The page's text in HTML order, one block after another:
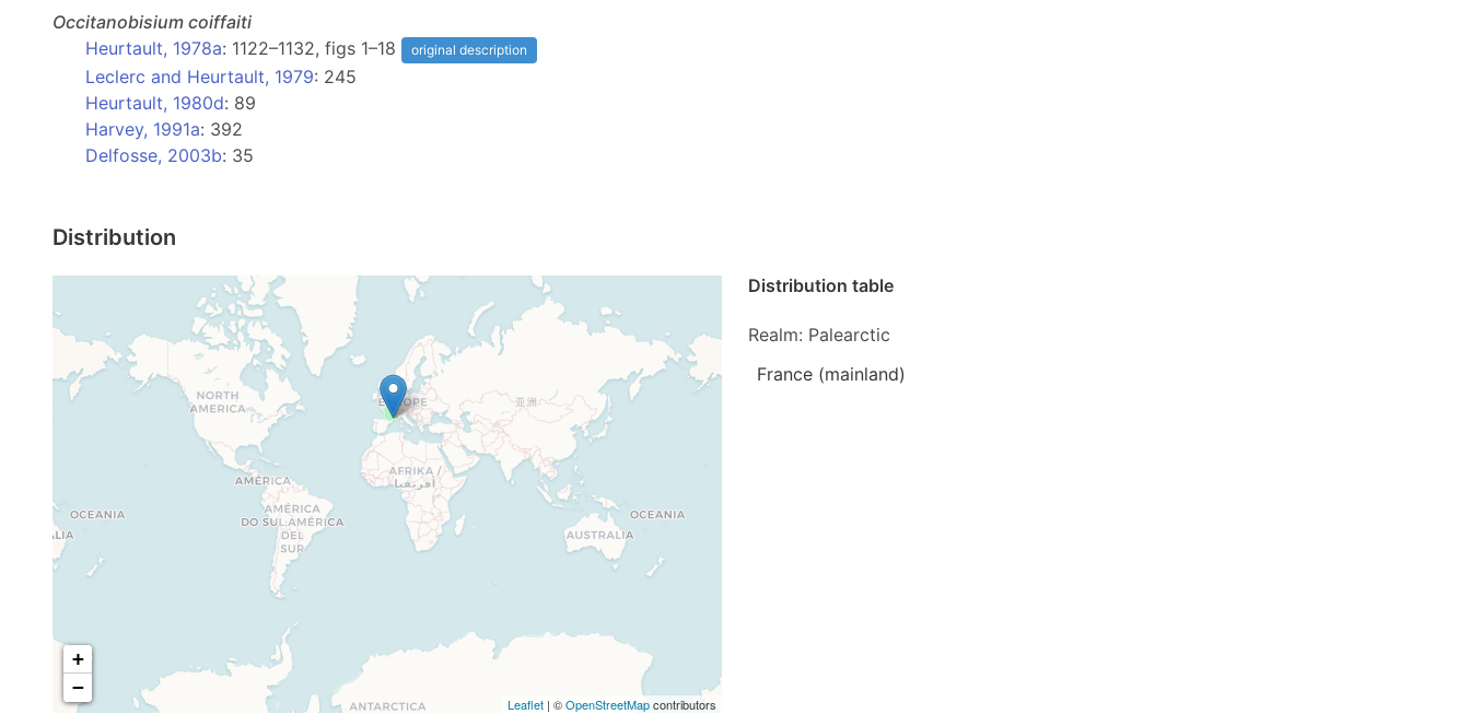
Occitanobisium coiffaiti
Heurtault, 1978a: 1122–1132, figs 1–18 original description
Leclerc and Heurtault, 1979: 245
Heurtault, 1980d: 89
Harvey, 1991a: 392
Delfosse, 2003b: 35
Distribution
+
−
Leaflet | ©OpenStreetMapcontributors
Distribution table
Realm: Palearctic
France (mainland)